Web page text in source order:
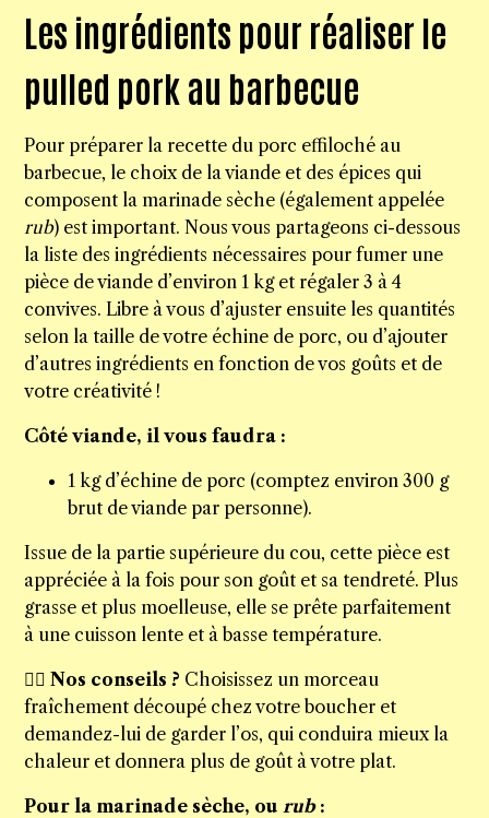
Les ingrédients pour réaliser le
pulled pork au barbecue
Pour préparer la recette du porc effiloché au
barbecue, le choix de la viande et des épices qui
composent la marinade sèche (également appelée
rub) est important. Nous vous partageons ci-dessous
la liste des ingrédients nécessaires pour fumer une
pièce de viande d’environ 1 kg et régaler 3 à 4
convives. Libre à vous d’ajuster ensuite les quantités
selon la taille de votre échine de porc, ou d’ajouter
d’autres ingrédients en fonction de vos goûts et de
votre créativité !
Côté viande, il vous faudra :
1 kg d’échine de porc (comptez environ 300 g
brut de viande par personne).
Issue de la partie supérieure du cou, cette pièce est
appréciée à la fois pour son goût et sa tendreté. Plus
grasse et plus moelleuse, elle se prête parfaitement
à une cuisson lente et à basse température.
👉🏻Nos conseils ? Choisissez un morceau
fraîchement découpé chez votre boucher et
demandez-lui de garder l’os, qui conduira mieux la
chaleur et donnera plus de goût à votre plat.
Pour la marinade sèche, ou rub: